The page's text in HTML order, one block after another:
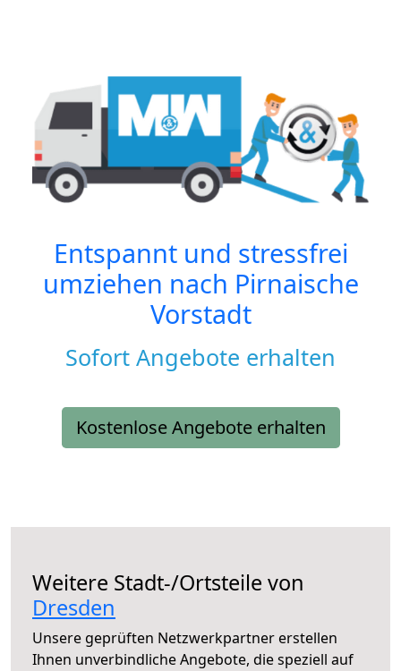
Entspannt und stressfrei
umziehen nach Pirnaische
Vorstadt
Sofort Angebote erhalten
Kostenlose Angebote erhalten
Weitere Stadt-/Ortsteile von
Dresden
Unsere geprüften Netzwerkpartner erstellen
Ihnen unverbindliche Angebote, die speziell auf